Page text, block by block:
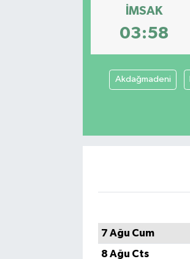
İMSAK
03:58
Akdağmadeni
7 Ağu Cum
8 Ağu Cts
Tarih - Kültür - Sanat - Turizm